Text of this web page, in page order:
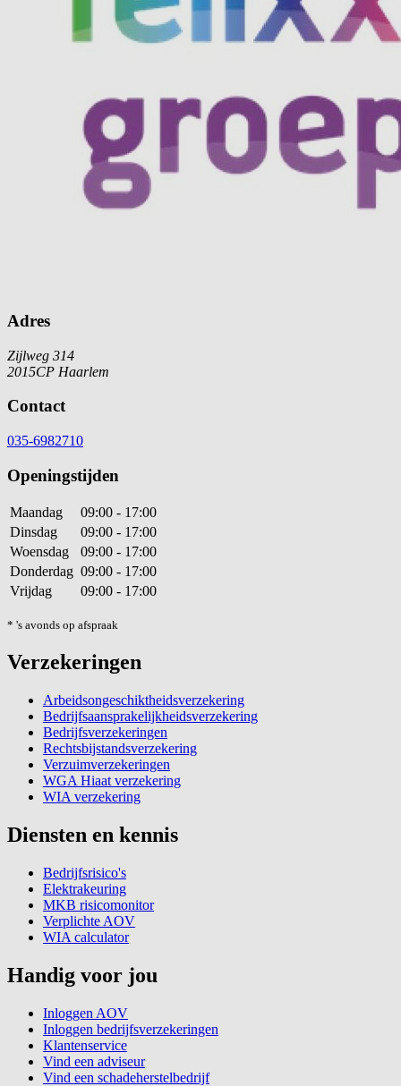
Adres
Zijlweg 314
2015CP Haarlem
Contact
035-6982710
Openingstijden
Maandag
09:00 - 17:00
Dinsdag
09:00 - 17:00
Woensdag
09:00 - 17:00
Donderdag 09:00 - 17:00
Vrijdag
09:00 - 17:00
* 's avonds op afspraak
Verzekeringen
Arbeidsongeschiktheidsverzekering
Bedrijfsaansprakelijkheidsverzekering
Bedrijfsverzekeringen
Rechtsbijstandsverzekering
Verzuimverzekeringen
WGA Hiaat verzekering
WIA verzekering
Diensten en kennis
Bedrijfsrisico's
Elektrakeuring
MKB risicomonitor
Verplichte AOV
WIA calculator
Handig voor jou
Inloggen AOV
Inloggen bedrijfsverzekeringen
Klantenservice
Vind een adviseur
Vind een schadeherstelbedrijf